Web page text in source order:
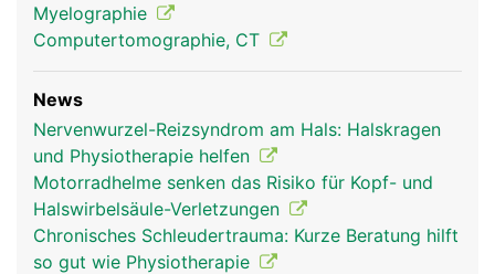
Myelographie
Computertomographie, CT
News
Nervenwurzel-Reizsyndrom am Hals: Halskragen
und Physiotherapie helfen
Motorradhelme senken das Risiko für Kopf- und
Halswirbelsäule-Verletzungen
Chronisches Schleudertrauma: Kurze Beratung hilft
so gut wie Physiotherapie